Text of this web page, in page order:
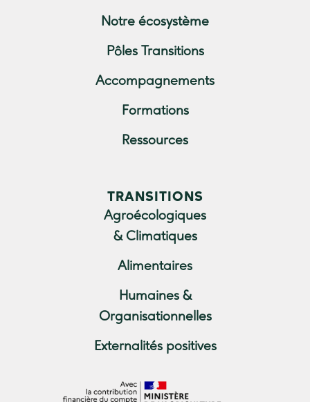
Notre écosystème
Pôles Transitions
Accompagnements
Formations
Ressources
TRANSITIONS
Agroécologiques
& Climatiques
Alimentaires
Humaines &
Organisationnelles
Externalités positives